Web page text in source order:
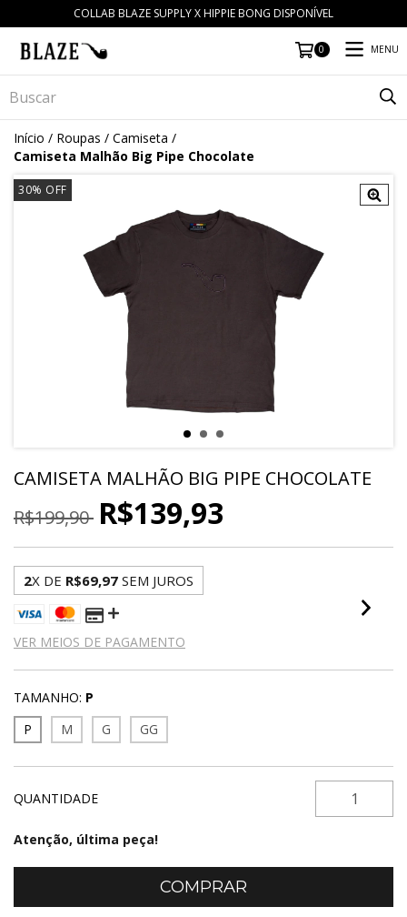
COLLAB BLAZE SUPPLY X HIPPIE BONG DISPONÍVEL
0 MENU
Início / Roupas / Camiseta /
Camiseta Malhão Big Pipe Chocolate
30% OFF
CAMISETA MALHÃO BIG PIPE CHOCOLATE
R$199,90 R$139,93
2X DE R$69,97 SEM JUROS
VER MEIOS DE PAGAMENTO
TAMANHO: P
P
M G GG
QUANTIDADE
Atenção, última peça!